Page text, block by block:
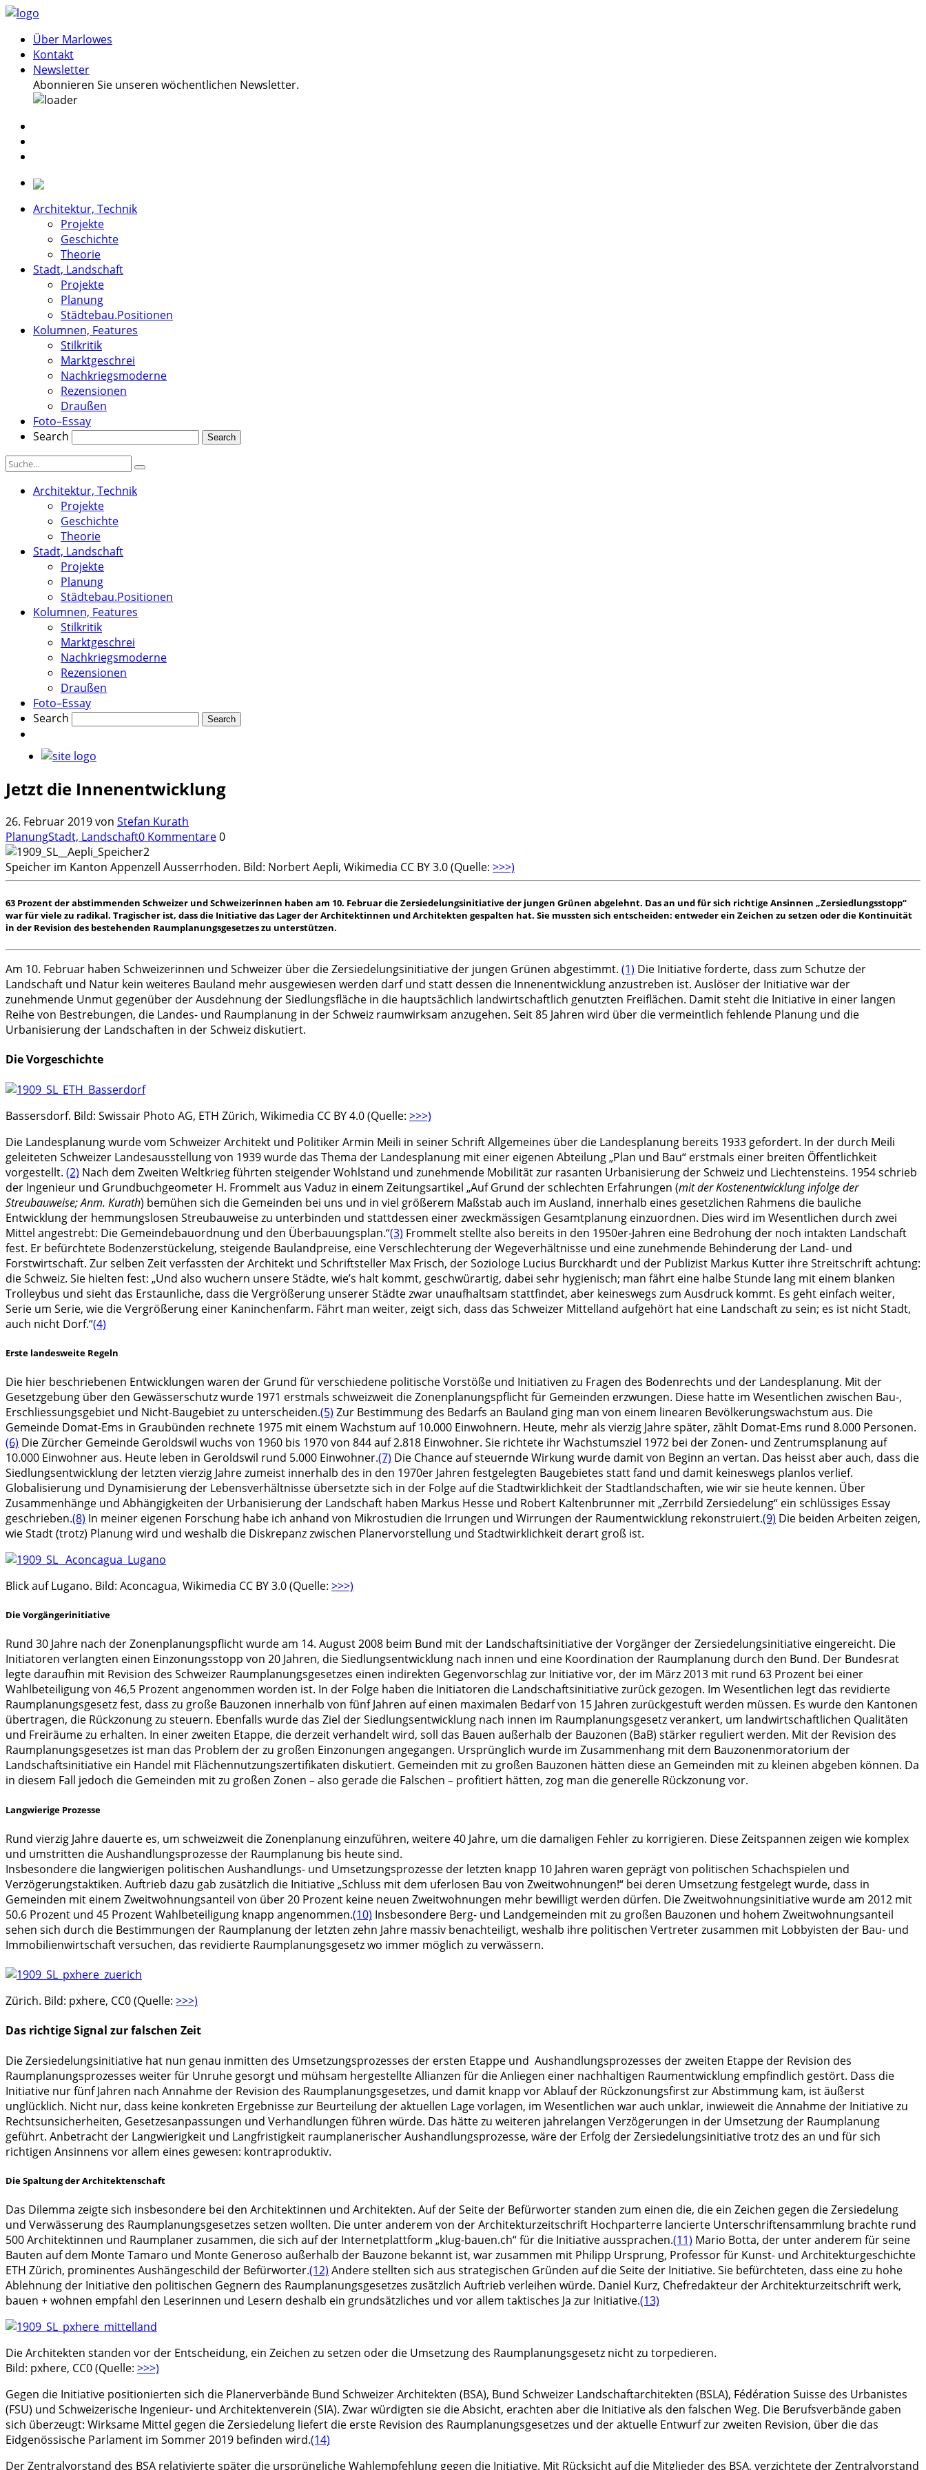
Über Marlowes
Kontakt
Newsletter
Abonnieren Sie unseren wöchentlichen Newsletter.
Architektur, Technik
Projekte
Geschichte
Theorie
Stadt, Landschaft
Projekte
Planung
Städtebau.Positionen
Kolumnen, Features
Stilkritik
Marktgeschrei
Nachkriegsmoderne
Rezensionen
Draußen
Foto–Essay
Search
Architektur, Technik
Projekte
Geschichte
Theorie
Stadt, Landschaft
Projekte
Planung
Städtebau.Positionen
Kolumnen, Features
Stilkritik
Marktgeschrei
Nachkriegsmoderne
Rezensionen
Draußen
Foto–Essay
Search
Jetzt die Innenentwicklung
26. Februar 2019von Stefan Kurath
PlanungStadt, Landschaft0 Kommentare0
Speicher im Kanton Appenzell Ausserrhoden. Bild: Norbert Aepli, Wikimedia CC BY 3.0 (Quelle: >>>)
63 Prozent der abstimmenden Schweizer und Schweizerinnen haben am 10. Februar die Zersiedelungsinitiative der jungen Grünen abgelehnt. Das an und für sich richtige Ansinnen „Zersiedlungsstopp“
war für viele zu radikal. Tragischer ist, dass die Initiative das Lager der Architektinnen und Architekten gespalten hat. Sie mussten sich entscheiden: entweder ein Zeichen zu setzen oder die Kontinuität
in der Revision des bestehenden Raumplanungsgesetzes zu unterstützen.
Am 10. Februar haben Schweizerinnen und Schweizer über die Zersiedelungsinitiative der jungen Grünen abgestimmt. (1) Die Initiative forderte, dass zum Schutze der
Landschaft und Natur kein weiteres Bauland mehr ausgewiesen werden darf und statt dessen die Innenentwicklung anzustreben ist. Auslöser der Initiative war der
zunehmende Unmut gegenüber der Ausdehnung der Siedlungsfläche in die hauptsächlich landwirtschaftlich genutzten Freiflächen. Damit steht die Initiative in einer langen
Reihe von Bestrebungen, die Landes- und Raumplanung in der Schweiz raumwirksam anzugehen. Seit 85 Jahren wird über die vermeintlich fehlende Planung und die
Urbanisierung der Landschaften in der Schweiz diskutiert.
Die Vorgeschichte
Bassersdorf. Bild: Swissair Photo AG, ETH Zürich, Wikimedia CC BY 4.0 (Quelle: >>>)
Die Landesplanung wurde vom Schweizer Architekt und Politiker Armin Meili in seiner Schrift Allgemeines über die Landesplanung bereits 1933 gefordert. In der durch Meili
geleiteten Schweizer Landesausstellung von 1939 wurde das Thema der Landesplanung mit einer eigenen Abteilung „Plan und Bau“ erstmals einer breiten Öffentlichkeit
vorgestellt. (2) Nach dem Zweiten Weltkrieg führten steigender Wohlstand und zunehmende Mobilität zur rasanten Urbanisierung der Schweiz und Liechtensteins. 1954 schrieb
der Ingenieur und Grundbuchgeometer H. Frommelt aus Vaduz in einem Zeitungsartikel „Auf Grund der schlechten Erfahrungen (mit der Kostenentwicklung infolge der
Streubauweise; Anm. Kurath) bemühen sich die Gemeinden bei uns und in viel größerem Maßstab auch im Ausland, innerhalb eines gesetzlichen Rahmens die bauliche
Entwicklung der hemmungslosen Streubauweise zu unterbinden und stattdessen einer zweckmässigen Gesamtplanung einzuordnen. Dies wird im Wesentlichen durch zwei
Mittel angestrebt: Die Gemeindebauordnung und den Überbauungsplan.“(3) Frommelt stellte also bereits in den 1950er-Jahren eine Bedrohung der noch intakten Landschaft
fest. Er befürchtete Bodenzerstückelung, steigende Baulandpreise, eine Verschlechterung der Wegeverhältnisse und eine zunehmende Behinderung der Land- und
Forstwirtschaft. Zur selben Zeit verfassten der Architekt und Schriftsteller Max Frisch, der Soziologe Lucius Burckhardt und der Publizist Markus Kutter ihre Streitschrift achtung:
die Schweiz. Sie hielten fest: „Und also wuchern unsere Städte, wie’s halt kommt, geschwürartig, dabei sehr hygienisch; man fährt eine halbe Stunde lang mit einem blanken
Trolleybus und sieht das Erstaunliche, dass die Vergrößerung unserer Städte zwar unaufhaltsam stattfindet, aber keineswegs zum Ausdruck kommt. Es geht einfach weiter,
Serie um Serie, wie die Vergrößerung einer Kaninchenfarm. Fährt man weiter, zeigt sich, dass das Schweizer Mittelland aufgehört hat eine Landschaft zu sein; es ist nicht Stadt,
auch nicht Dorf.“(4)
Erste landesweite Regeln
Die hier beschriebenen Entwicklungen waren der Grund für verschiedene politische Vorstöße und Initiativen zu Fragen des Bodenrechts und der Landesplanung. Mit der
Gesetzgebung über den Gewässerschutz wurde 1971 erstmals schweizweit die Zonenplanungspflicht für Gemeinden erzwungen. Diese hatte im Wesentlichen zwischen Bau-,
Erschliessungsgebiet und Nicht-Baugebiet zu unterscheiden.(5) Zur Bestimmung des Bedarfs an Bauland ging man von einem linearen Bevölkerungswachstum aus. Die
Gemeinde Domat-Ems in Graubünden rechnete 1975 mit einem Wachstum auf 10.000 Einwohnern. Heute, mehr als vierzig Jahre später, zählt Domat-Ems rund 8.000 Personen.
(6) Die Zürcher Gemeinde Geroldswil wuchs von 1960 bis 1970 von 844 auf 2.818 Einwohner. Sie richtete ihr Wachstumsziel 1972 bei der Zonen- und Zentrumsplanung auf
10.000 Einwohner aus. Heute leben in Geroldswil rund 5.000 Einwohner.(7) Die Chance auf steuernde Wirkung wurde damit von Beginn an vertan. Das heisst aber auch, dass die
Siedlungsentwicklung der letzten vierzig Jahre zumeist innerhalb des in den 1970er Jahren festgelegten Baugebietes statt fand und damit keineswegs planlos verlief.
Globalisierung und Dynamisierung der Lebensverhältnisse übersetzte sich in der Folge auf die Stadtwirklichkeit der Stadtlandschaften, wie wir sie heute kennen. Über
Zusammenhänge und Abhängigkeiten der Urbanisierung der Landschaft haben Markus Hesse und Robert Kaltenbrunner mit „Zerrbild Zersiedelung“ ein schlüssiges Essay
geschrieben.(8) In meiner eigenen Forschung habe ich anhand von Mikrostudien die Irrungen und Wirrungen der Raumentwicklung rekonstruiert.(9) Die beiden Arbeiten zeigen,
wie Stadt (trotz) Planung wird und weshalb die Diskrepanz zwischen Planervorstellung und Stadtwirklichkeit derart groß ist.
Blick auf Lugano. Bild: Aconcagua, Wikimedia CC BY 3.0 (Quelle: >>>)
Die Vorgängerinitiative
Rund 30 Jahre nach der Zonenplanungspflicht wurde am 14. August 2008 beim Bund mit der Landschaftsinitiative der Vorgänger der Zersiedelungsinitiative eingereicht. Die
Initiatoren verlangten einen Einzonungsstopp von 20 Jahren, die Siedlungsentwicklung nach innen und eine Koordination der Raumplanung durch den Bund. Der Bundesrat
legte daraufhin mit Revision des Schweizer Raumplanungsgesetzes einen indirekten Gegenvorschlag zur Initiative vor, der im März 2013 mit rund 63 Prozent bei einer
Wahlbeteiligung von 46,5 Prozent angenommen worden ist. In der Folge haben die Initiatoren die Landschaftsinitiative zurück gezogen. Im Wesentlichen legt das revidierte
Raumplanungsgesetz fest, dass zu große Bauzonen innerhalb von fünf Jahren auf einen maximalen Bedarf von 15 Jahren zurückgestuft werden müssen. Es wurde den Kantonen
übertragen, die Rückzonung zu steuern. Ebenfalls wurde das Ziel der Siedlungsentwicklung nach innen im Raumplanungsgesetz verankert, um landwirtschaftlichen Qualitäten
und Freiräume zu erhalten. In einer zweiten Etappe, die derzeit verhandelt wird, soll das Bauen außerhalb der Bauzonen (BaB) stärker reguliert werden. Mit der Revision des
Raumplanungsgesetzes ist man das Problem der zu großen Einzonungen angegangen. Ursprünglich wurde im Zusammenhang mit dem Bauzonenmoratorium der
Landschaftsinitiative ein Handel mit Flächennutzungszertifikaten diskutiert. Gemeinden mit zu großen Bauzonen hätten diese an Gemeinden mit zu kleinen abgeben können. Da
in diesem Fall jedoch die Gemeinden mit zu großen Zonen – also gerade die Falschen – profitiert hätten, zog man die generelle Rückzonung vor.
Langwierige Prozesse
Rund vierzig Jahre dauerte es, um schweizweit die Zonenplanung einzuführen, weitere 40 Jahre, um die damaligen Fehler zu korrigieren. Diese Zeitspannen zeigen wie komplex
und umstritten die Aushandlungsprozesse der Raumplanung bis heute sind.
Insbesondere die langwierigen politischen Aushandlungs- und Umsetzungsprozesse der letzten knapp 10 Jahren waren geprägt von politischen Schachspielen und
Verzögerungstaktiken. Auftrieb dazu gab zusätzlich die Initiative „Schluss mit dem uferlosen Bau von Zweitwohnungen!“ bei deren Umsetzung festgelegt wurde, dass in
Gemeinden mit einem Zweitwohnungsanteil von über 20 Prozent keine neuen Zweitwohnungen mehr bewilligt werden dürfen. Die Zweitwohnungsinitiative wurde am 2012 mit
50.6 Prozent und 45 Prozent Wahlbeteiligung knapp angenommen.(10) Insbesondere Berg- und Landgemeinden mit zu großen Bauzonen und hohem Zweitwohnungsanteil
sehen sich durch die Bestimmungen der Raumplanung der letzten zehn Jahre massiv benachteiligt, weshalb ihre politischen Vertreter zusammen mit Lobbyisten der Bau- und
Immobilienwirtschaft versuchen, das revidierte Raumplanungsgesetz wo immer möglich zu verwässern.
Zürich. Bild: pxhere, CC0 (Quelle: >>>)
Das richtige Signal zur falschen Zeit
Die Zersiedelungsinitiative hat nun genau inmitten des Umsetzungsprozesses der ersten Etappe und Aushandlungsprozesses der zweiten Etappe der Revision des
Raumplanungsprozesses weiter für Unruhe gesorgt und mühsam hergestellte Allianzen für die Anliegen einer nachhaltigen Raumentwicklung empfindlich gestört. Dass die
Initiative nur fünf Jahren nach Annahme der Revision des Raumplanungsgesetzes, und damit knapp vor Ablauf der Rückzonungsfirst zur Abstimmung kam, ist äußerst
unglücklich. Nicht nur, dass keine konkreten Ergebnisse zur Beurteilung der aktuellen Lage vorlagen, im Wesentlichen war auch unklar, inwieweit die Annahme der Initiative zu
Rechtsunsicherheiten, Gesetzesanpassungen und Verhandlungen führen würde. Das hätte zu weiteren jahrelangen Verzögerungen in der Umsetzung der Raumplanung
geführt. Anbetracht der Langwierigkeit und Langfristigkeit raumplanerischer Aushandlungsprozesse, wäre der Erfolg der Zersiedelungsinitiative trotz des an und für sich
richtigen Ansinnens vor allem eines gewesen: kontraproduktiv.
Die Spaltung der Architektenschaft
Das Dilemma zeigte sich insbesondere bei den Architektinnen und Architekten. Auf der Seite der Befürworter standen zum einen die, die ein Zeichen gegen die Zersiedelung
und Verwässerung des Raumplanungsgesetzes setzen wollten. Die unter anderem von der Architekturzeitschrift Hochparterre lancierte Unterschriftensammlung brachte rund
500 Architektinnen und Raumplaner zusammen, die sich auf der Internetplattform „klug-bauen.ch“ für die Initiative aussprachen.(11) Mario Botta, der unter anderem für seine
Bauten auf dem Monte Tamaro und Monte Generoso außerhalb der Bauzone bekannt ist, war zusammen mit Philipp Ursprung, Professor für Kunst- und Architekturgeschichte
ETH Zürich, prominentes Aushängeschild der Befürworter.(12) Andere stellten sich aus strategischen Gründen auf die Seite der Initiative. Sie befürchteten, dass eine zu hohe
Ablehnung der Initiative den politischen Gegnern des Raumplanungsgesetzes zusätzlich Auftrieb verleihen würde. Daniel Kurz, Chefredakteur der Architekturzeitschrift werk,
bauen + wohnen empfahl den Leserinnen und Lesern deshalb ein grundsätzliches und vor allem taktisches Ja zur Initiative.(13)
Die Architekten standen vor der Entscheidung, ein Zeichen zu setzen oder die Umsetzung des Raumplanungsgesetz nicht zu torpedieren.
Bild: pxhere, CC0 (Quelle: >>>)
Gegen die Initiative positionierten sich die Planerverbände Bund Schweizer Architekten (BSA), Bund Schweizer Landschaftarchitekten (BSLA), Fédération Suisse des Urbanistes
(FSU) und Schweizerische Ingenieur- und Architektenverein (SIA). Zwar würdigten sie die Absicht, erachten aber die Initiative als den falschen Weg. Die Berufsverbände gaben
sich überzeugt: Wirksame Mittel gegen die Zersiedelung liefert die erste Revision des Raumplanungsgesetzes und der aktuelle Entwurf zur zweiten Revision, über die das
Eidgenössische Parlament im Sommer 2019 befinden wird.(14)
Der Zentralvorstand des BSA relativierte später die ursprüngliche Wahlempfehlung gegen die Initiative. Mit Rücksicht auf die Mitglieder des BSA, verzichtete der Zentralvorstand